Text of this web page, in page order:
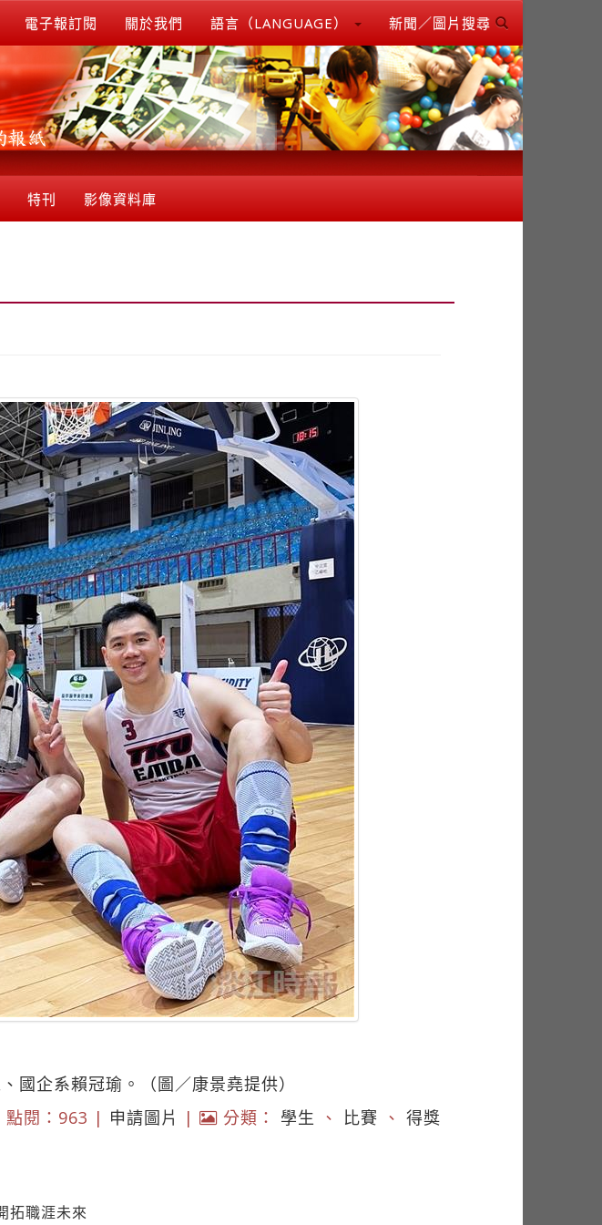
電子報訂閱 關於我們 語言（LANGUAGE） 新聞／圖片搜尋
特刊 影像資料庫
國企系賴冠瑜。（圖／康景堯提供）
點閱：963 | 申請圖片 | 分類： 學生 、 比賽 、 得獎
拓職涯未來